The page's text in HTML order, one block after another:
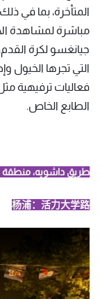
المتأخرة، بما في
مباشرة لمشاهدة
جيانغسو لكرة
التي تجرها
فعاليات ترفيهية
الطابع الخاص.
طريق داشويه، منطقة
杨浦：活力大学路